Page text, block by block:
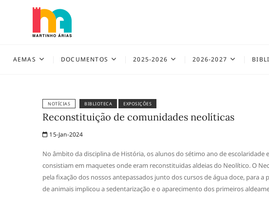
AEMAS DOCUMENTOS 2025-2026 2026-2027
NOTÍCIAS BIBLIOTECA EXPOSIÇÕES
Reconstituição de comunidades neolíticas
15-Jan-2024
No âmbito da disciplina de História, os alunos do sétimo ano de
consistiam em maquetes onde eram reconstituidas aldeias do Neolítico. O
pela fixação dos nossos antepassados junto dos cursos de água doce, para
de animais implicou a sedentarização e o aparecimento dos primeiros